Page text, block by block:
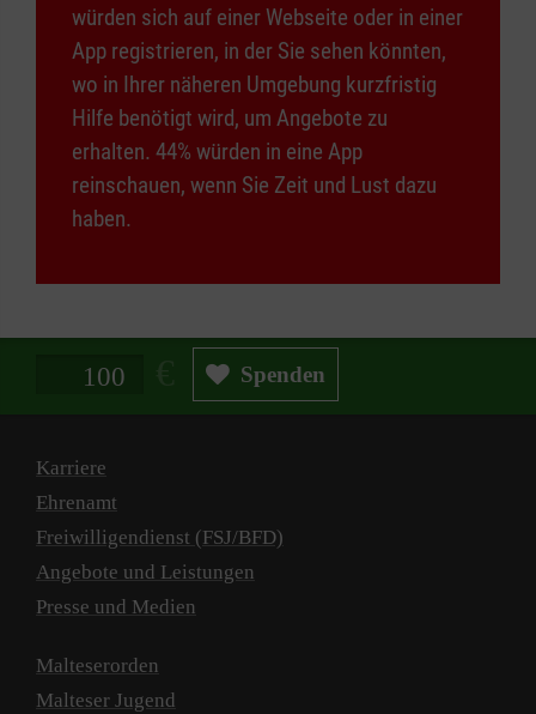
würden sich auf einer Webseite oder in einer
App registrieren, in der Sie sehen könnten,
wo in Ihrer näheren Umgebung kurzfristig
Hilfe benötigt wird, um Angebote zu
erhalten. 44% würden in eine App
reinschauen, wenn Sie Zeit und Lust dazu
haben.
Spendenbetrag in Euro Spenden
Karriere
Ehrenamt
Freiwilligendienst (FSJ/BFD)
Angebote und Leistungen
Presse und Medien
Malteserorden
Malteser Jugend